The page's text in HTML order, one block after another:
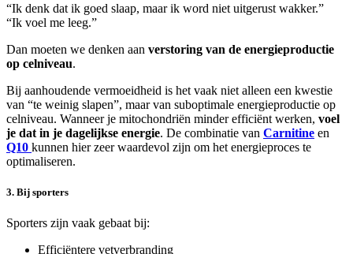
“Ik denk dat ik goed slaap, maar ik word niet uitgerust wakker.”
“Ik voel me leeg.”
Dan moeten we denken aan verstoring van de energieproductie
op celniveau.
Bij aanhoudende vermoeidheid is het vaak niet alleen een kwestie
van “te weinig slapen”, maar van suboptimale energieproductie op
celniveau. Wanneer je mitochondriën minder efficiënt werken, voel
je dat in je dagelijkse energie. De combinatie van Carnitine en
Q10 kunnen hier zeer waardevol zijn om het energieproces te
optimaliseren.
3. Bij sporters
Sporters zijn vaak gebaat bij:
Efficiëntere vetverbranding